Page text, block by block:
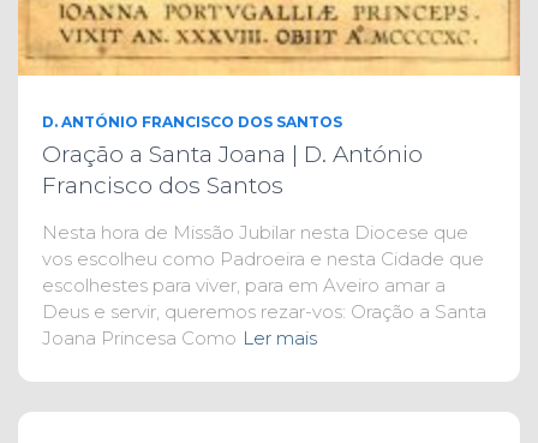
D. ANTÓNIO FRANCISCO DOS SANTOS
Oração a Santa Joana | D. António
Francisco dos Santos
Nesta hora de Missão Jubilar nesta Diocese que
vos escolheu como Padroeira e nesta Cidade que
escolhestes para viver, para em Aveiro amar a
Deus e servir, queremos rezar-vos: Oração a Santa
Joana Princesa Como Ler mais